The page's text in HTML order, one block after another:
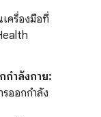
ครื่องมือที่
กำลังกาย:
ออกกำลัง